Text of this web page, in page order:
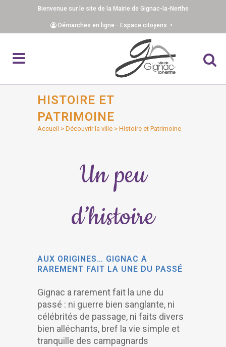
Bienvenue sur le site de la Mairie de Gignac-la-Nerthe
Démarches en ligne - Espace citoyens •
HISTOIRE ET
PATRIMOINE
Accueil > Découvrir la ville > Histoire et Patrimoine
Un peu
d’histoire
AUX ORIGINES… GIGNAC A
RAREMENT FAIT LA UNE DU PASSÉ
Gignac a rarement fait la une du
passé : ni guerre bien sanglante, ni
célébrités de passage, ni faits divers
bien alléchants, bref la vie simple et
tranquille des campagnards